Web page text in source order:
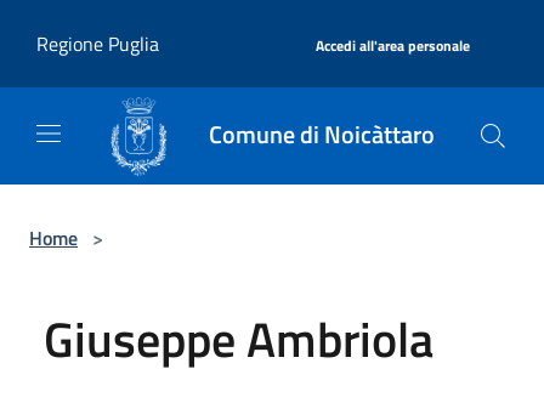
Regione Puglia
Accedi all'area personale
Comune di Noicàttaro
Home >
Giuseppe Ambriola